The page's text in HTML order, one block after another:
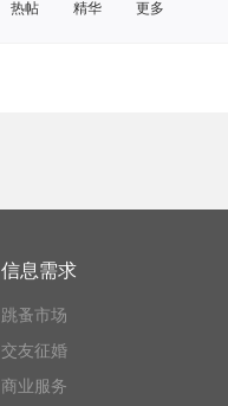
热帖 精华 更多
信息需求
跳蚤市场
交友征婚
商业服务